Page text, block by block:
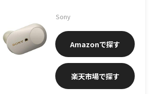
Sony
楽天市場
Amazon